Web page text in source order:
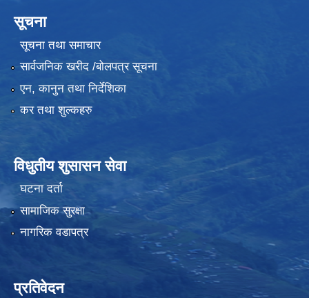
सूचना
सूचना तथा समाचार
सार्वजनिक खरीद /बोलपत्र सूचना
एन, कानुन तथा निर्देशिका
कर तथा शुल्कहरु
विधुतीय शुसासन सेवा
घटना दर्ता
सामाजिक सुरक्षा
नागरिक वडापत्र
प्रतिवेदन